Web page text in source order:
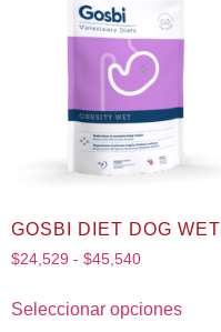
GOSBI DIET DOG WET
$24,529 - $45,540
Seleccionar opciones